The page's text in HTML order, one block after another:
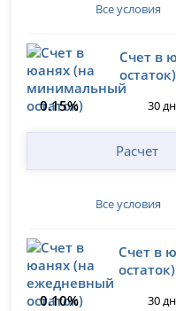
Все условия
Счет в
остаток)
0.15%
30
Расчет
Все условия
Счет в
остаток)
0.10%
30